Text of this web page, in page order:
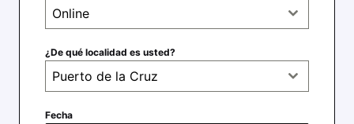
Online
¿De qué localidad es usted?
Puerto de la Cruz
Fecha